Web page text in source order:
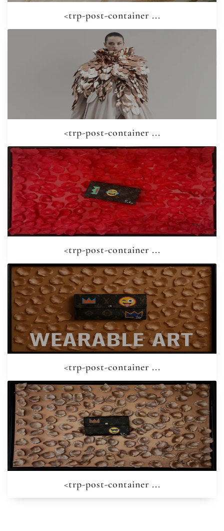
<trp-post-container ...
<trp-post-container ...
<trp-post-container ...
<trp-post-container ...
<trp-post-container ...